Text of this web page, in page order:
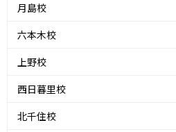
月島校
六本木校
上野校
西日暮里校
北千住校